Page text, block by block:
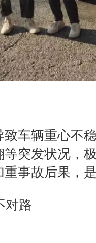
车辆重心不
等突发状况，
事故后果，
对路